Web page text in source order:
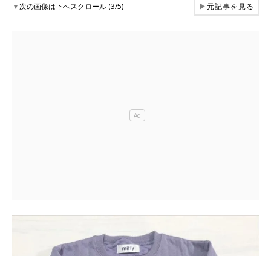
▼次の画像は下へスクロール (3/5) ▶元記事を見る